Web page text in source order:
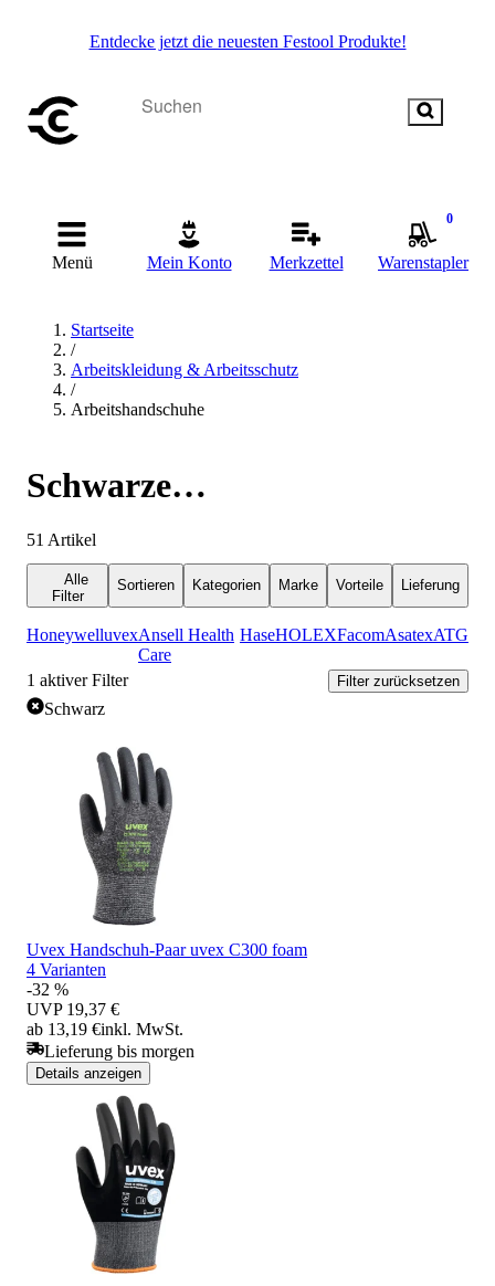
Entdecke jetzt die neuesten Festool Produkte!
Menü Mein Konto Merkzettel
0
Warenstapler
Startseite
/
Arbeitskleidung & Arbeitsschutz
/
Arbeitshandschuhe
Schwarze
Arbeitshandschuhe
51 Artikel
Alle
Filter
Sortieren Kategorien Marke Vorteile Lieferung
HoneywelluvexAnsell Health
Care
HaseHOLEXFacomAsatexATG
1 aktiver Filter Filter zurücksetzen
Schwarz
Uvex Handschuh-Paar uvex C300 foam
4 Varianten
-32 %
UVP 19,37 €
ab 13,19 €inkl. MwSt.
Lieferung bis morgen
Details anzeigen